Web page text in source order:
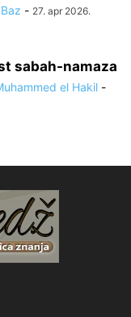
- 27. apr 2026.
sabah-namaza
el Hakil -